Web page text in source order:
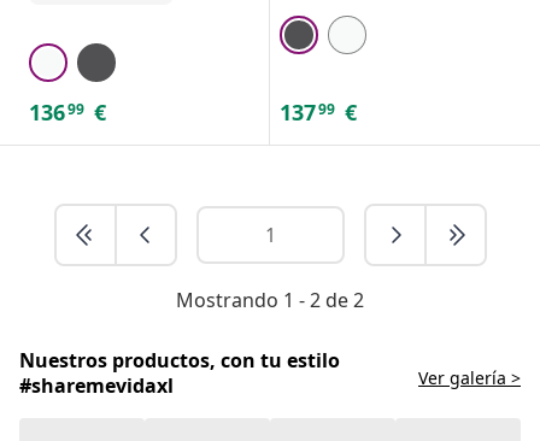
13699 € 13799 €
Mostrando 1 - 2 de 2
Nuestros productos, con tu estilo
#sharemevidaxl
Ver galería >